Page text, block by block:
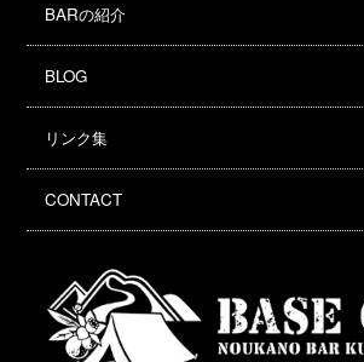
BARの紹介
BLOG
リンク集
CONTACT